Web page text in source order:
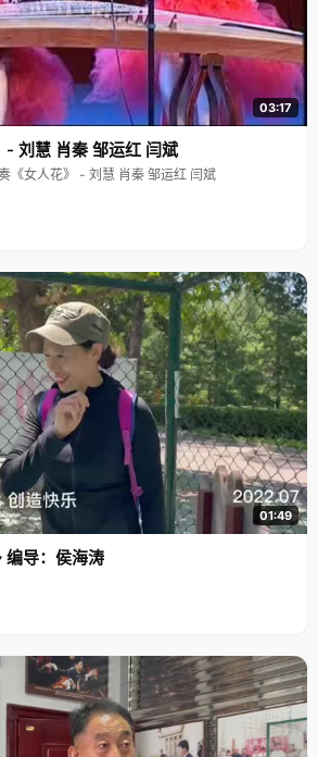
03:17
- 刘慧 肖秦 邹运红 闫斌
《女人花》 - 刘慧 肖秦 邹运红 闫斌
01:49
编导：侯海涛